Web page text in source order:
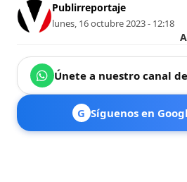
Publirreportaje
lunes, 16 octubre 2023 - 12:18
Únete a nuestro canal
G Síguenos en